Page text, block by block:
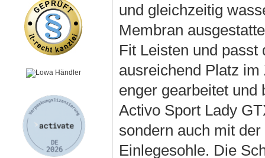
und gleichzeitig
Membran
Fit Leisten und
ausreichend Platz
enger gearbeitet und
Activo Sport Lady
sondern auch mit
Einlegesohle. Die